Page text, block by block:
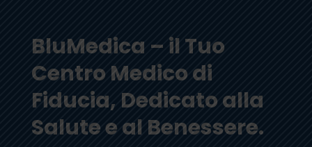
BluMedica – il Tuo
Centro Medico di
Fiducia, Dedicato alla
Salute e al Benessere.